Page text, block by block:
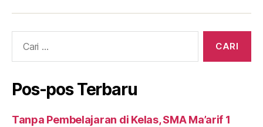
Pos-pos Terbaru
Tanpa Pembelajaran di Kelas, SMA Ma’arif 1